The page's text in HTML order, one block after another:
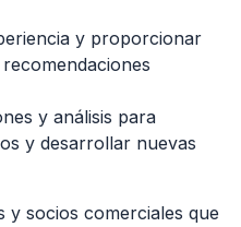
y proporcionar
y análisis para
y desarrollar nuevas
y socios comerciales que